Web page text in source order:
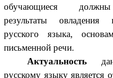
обучающиеся должны
результаты овладения
русского языка,
письменной речи.
Актуальность
русскому языку является